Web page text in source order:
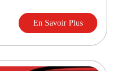
En Savoir Plus